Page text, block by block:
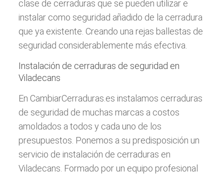
clase de cerraduras que se pueden utilizar e
instalar como seguridad añadido de la cerradura
que ya existente. Creando una rejas ballestas de
seguridad considerablemente más efectiva.
Instalación de cerraduras de seguridad en
Viladecans
En CambiarCerraduras.es instalamos cerraduras
de seguridad de muchas marcas a costos
amoldados a todos y cada uno de los
presupuestos. Ponemos a su predisposición un
servicio de instalación de cerraduras en
Viladecans. Formado por un equipo profesional